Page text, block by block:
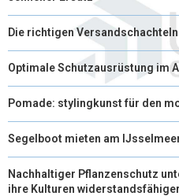
Die richtigen
Optimale Schutzausrüstung im
Pomade: stylingkunst für den
Segelboot mieten am
Nachhaltiger Pflanzenschutz
ihre Kulturen